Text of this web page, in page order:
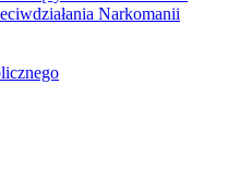
Narkomanii